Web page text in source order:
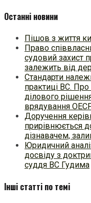
Останні новини
Пішов з життя
Право
судовий захист
залежить від
Стандарти
практиці ВC. Про
ділового
врядування
Доручення
прирівнюється
дізнавачем,
Юридичний
досвіду з
суддя ВС Гудима
Інші статті по темі